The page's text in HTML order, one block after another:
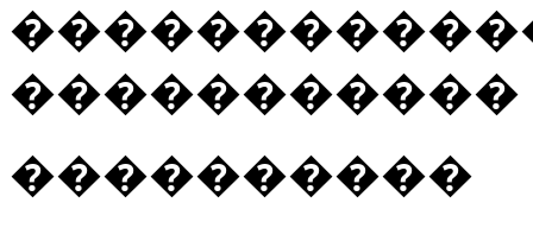
�����������
����������